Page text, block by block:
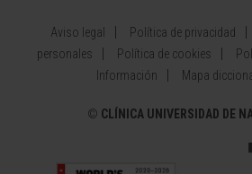
Aviso legal Política de privacidad
personales
Política de cookies
Información
Mapa
© CLÍNICA UNIVERSIDAD DE